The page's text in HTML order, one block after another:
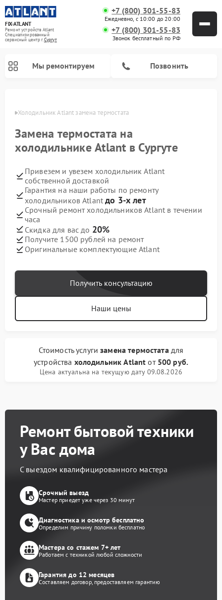
FIX-ATLANT
Ремонт устройств Atlant
Специализированный
cервисный центр г.Сургут
+7 (800) 301-55-83
Ежедневно, с 10:00 до 20:00
+7 (800) 301-55-83
Звонок бесплатный по РФ
Мы ремонтируем Позвонить
Холодильник Atlant замена термостата
Замена термостата на
холодильнике Atlant в Сургуте
Привезем и увезем холодильник Atlant
собственной доставкой
Гарантия на наши работы по ремонту
холодильников Atlantдо 3-х лет
Срочный ремонт холодильников Atlant в течении
часа
Скидка для вас до 20%
Получите 1500 рублей на ремонт
Оригинальные комплектующие Atlant
Получить консультацию
Наши цены
Стоимость услугизамена термостата для
устройства холодильник Atlant от 500 руб.
Цена актуальна на текущую дату 09.08.2026
Ремонт бытовой техники
у Вас дома
С выездом квалифицированного мастера
Срочный выезд
Мастер приедет уже через 30 минут
Диагностика и осмотр бесплатно
Определим причину поломки бесплатно
Мастера со стажем 7+ лет
Работаем с техникой любой сложности
Гарантия до 12 месяцев
Составляем договор, предоставляем гарантию